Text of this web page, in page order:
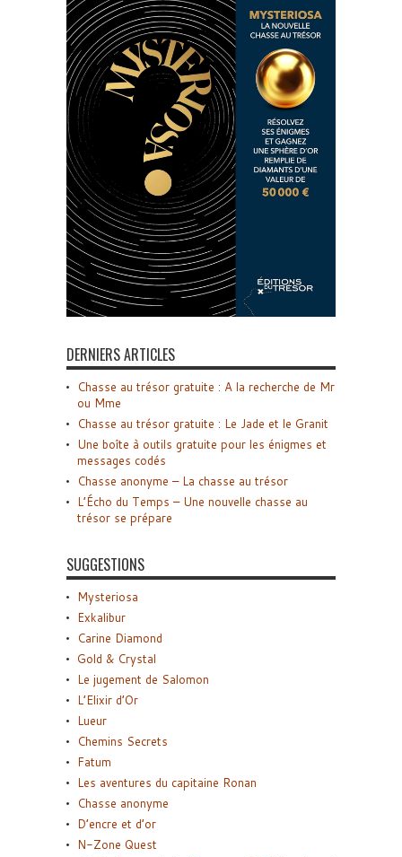
DERNIERS ARTICLES
Chasse au trésor gratuite : A la recherche de Mr
ou Mme
Chasse au trésor gratuite : Le Jade et le Granit
Une boîte à outils gratuite pour les énigmes et
messages codés
Chasse anonyme – La chasse au trésor
L’Écho du Temps – Une nouvelle chasse au
trésor se prépare
SUGGESTIONS
Mysteriosa
Exkalibur
Carine Diamond
Gold & Crystal
Le jugement de Salomon
L’Elixir d’Or
Lueur
Chemins Secrets
Fatum
Les aventures du capitaine Ronan
Chasse anonyme
D’encre et d’or
N-Zone Quest